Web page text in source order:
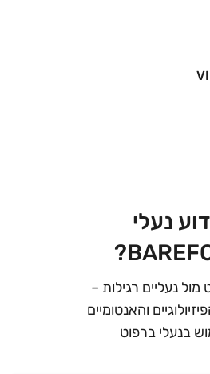
נעלי
מול נעליים רגילות –
והאנטומיים
בנעלי ברפוט